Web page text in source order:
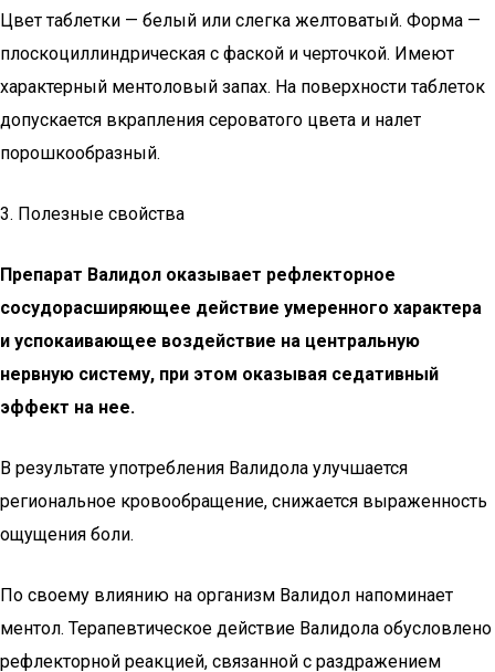
Цвет таблетки — белый или слегка желтоватый. Форма —
плоскоциллиндрическая с фаской и черточкой. Имеют
характерный ментоловый запах. На поверхности таблеток
допускается вкрапления сероватого цвета и налет
порошкообразный.
3. Полезные свойства
Препарат Валидол оказывает рефлекторное
сосудорасширяющее действие умеренного характера
и успокаивающее воздействие на центральную
нервную систему, при этом оказывая седативный
эффект на нее.
В результате употребления Валидола улучшается
региональное кровообращение, снижается выраженность
ощущения боли.
По своему влиянию на организм Валидол напоминает
ментол. Терапевтическое действие Валидола обусловлено
рефлекторной реакцией, связанной с раздражением